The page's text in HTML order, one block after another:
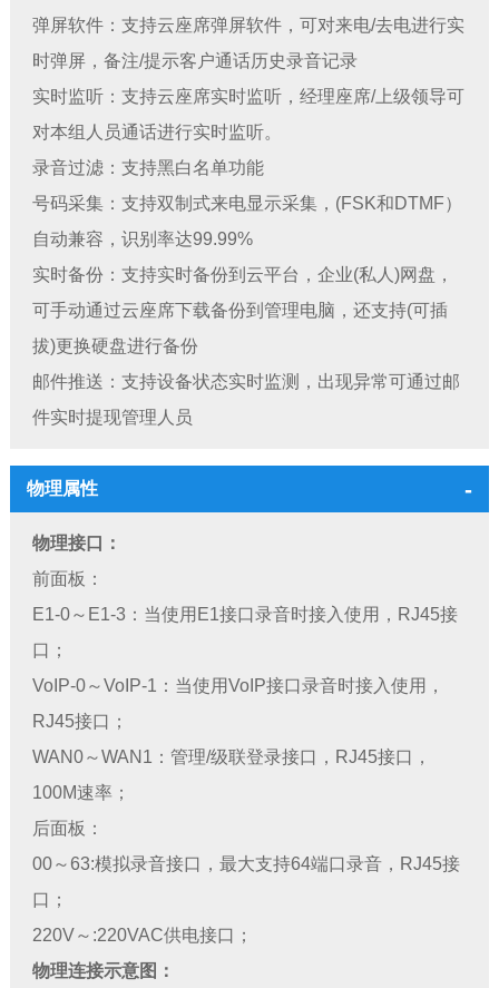
弹屏软件：支持云座席弹屏软件，可对来电/去电进行实
时弹屏，备注/提示客户通话历史录音记录
实时监听：支持云座席实时监听，经理座席/上级领导可
对本组人员通话进行实时监听。
录音过滤：支持黑白名单功能
号码采集：支持双制式来电显示采集，(FSK和DTMF）
自动兼容，识别率达99.99%
实时备份：支持实时备份到云平台，企业(私人)网盘，
可手动通过云座席下载备份到管理电脑，还支持(可插
拔)更换硬盘进行备份
邮件推送：支持设备状态实时监测，出现异常可通过邮
件实时提现管理人员
物理属性
物理接口：
前面板：
E1-0～E1-3：当使用E1接口录音时接入使用，RJ45接
口；
VoIP-0～VoIP-1：当使用VoIP接口录音时接入使用，
RJ45接口；
WAN0～WAN1：管理/级联登录接口，RJ45接口，
100M速率；
后面板：
00～63:模拟录音接口，最大支持64端口录音，RJ45接
口；
220V～:220VAC供电接口；
物理连接示意图：